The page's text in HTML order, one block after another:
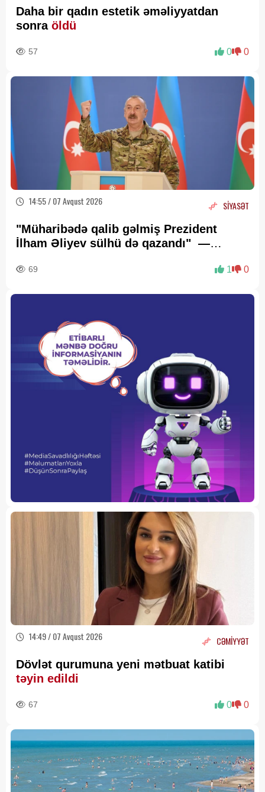
Daha bir qadın estetik əməliyyatdan
sonra öldü
57 0 0
14:55 / 07 Avqust 2026 SİYASƏT
"Müharibədə qalib gəlmiş Prezident
İlham Əliyev sülhü də qazandı" —
69 1 0
14:49 / 07 Avqust 2026 CƏMİYYƏT
Dövlət qurumuna yeni mətbuat katibi
təyin edildi
67 0 0